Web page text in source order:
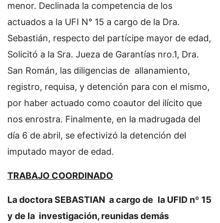
menor. Declinada la competencia de los
actuados a la UFI N° 15 a cargo de la Dra.
Sebastián, respecto del partícipe mayor de edad,
Solicitó a la Sra. Jueza de Garantías nro.1, Dra.
San Román, las diligencias de allanamiento,
registro, requisa, y detención para con el mismo,
por haber actuado como coautor del ilícito que
nos enrostra. Finalmente, en la madrugada del
día 6 de abril, se efectivizó la detención del
imputado mayor de edad.
TRABAJO COORDINADO
La doctora SEBASTIAN a cargo de la UFID nº 15
y de la investigación, reunidas demás